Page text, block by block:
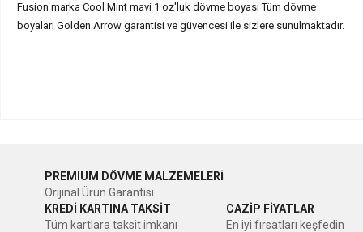
Fusion marka Cool Mint mavi 1 oz'luk dövme boyasıTüm dövme
boyaları Golden Arrow garantisi ve güvencesi ile sizlere sunulmaktadır.
Görüş ve önerileriniz için teşekkür ederiz.
Ürün resmi kalitesiz, bozuk veya görüntülenemiyor.
PREMIUM DÖVME MALZEMELERİ
Orijinal Ürün Garantisi
KREDİ KARTINA TAKSİT
Tüm kartlara taksit imkanı
CAZİP FİYATLAR
En iyi fırsatları keşfedin